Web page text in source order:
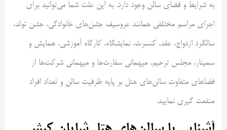
به شرایط و فضای سالن وجود دارد. به این علت شما می‌توانید برای
اجرای مراسم مختلفی همانند عروسیف جشن‌های خانوادگی، جشن تولد،
سالگرد ازدواج، عقد، کنسرت، نمایشگاه، کارگاه آموزشی، همایش و
سمینار، مجلس ترحیم، میهمانی سفارت‌ها و میهمانی شرکت‌ها از
فضاهای متفاوت سالن‌های هتل بر پایه ظرفیت سالن و تعداد افراد
منفعت گیری نمایید.